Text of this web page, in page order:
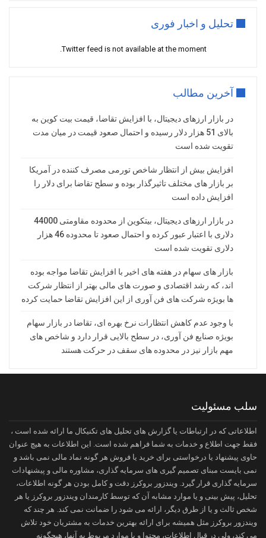
تحلیل و اخبار فوری
Twitter feed is not available at the moment.
آخرین مطالب
در بازار ارزهای دیجیتال، با افزایش تقاضا، قیمت بیت کوین به
بالای 51 هزار دلار رسیده و احتمال صعود قیمت در میان مدت
تقویت شده است
افزایش بیش از انتظار شاخص تورمی مصرف کننده در آمریکا
بر بازار های مختلف تاثیرگذار بوده و سطح تقاضا برای دلار را
افزایش داده است
در بازار ارزهای دیجیتال، بیتکوین از محدوده مقاومتی 44000
دلاری با اعتبار عبور کرده و احتمال صعود تا محدوده 46 هزار
دلاری تقویت شده است
بازار های سهام در هفته های اخیر با افزایش تقاضا مواجه بوده
اند، که رشد اقتصادی و صورت های مالی بهتر از انتظار شرکت
ها بویژه شرکت های فن آوری از این افزایش تقاضا حمایت کرده
با وجود عدم کاهش انتظارات نرخ بهره ای، تقاضا در بازار سهام
بویژه صنایع فن آوری، در سطح بالایی قرار دارد و شاخص های
مهم بازار نیز در محدوده های سقف در حرکت هستند
سلب مسئولیت
اطلاعاتی که در ارتباطات یا گزارش های تحلیل های تکنیکال ما ارائه شده است ،
فقط جهت اطلاع و خدمات به شما فراهم شده است. این اطلاعات به هیچ عنوان
حاوی پیشنهاد یا درخواستی برای خرید یا فروش هر گونه نماد مالی نمی باشد و
نمی بایست مبنای تصمیم گیری های سرمایه گذاری، مشاوره مالی و پیشنهادات
سرمایه گذاری قرار گیرد. ویندزور بروکرز دقت و کامل بودن هر گونه اطلاعات،
تحلیل، پیش بینی و یا موارد مشابه آن که توسط کارمندان ویندزور بروکرز یا هر
شخص ثالث و یا از طرق دیگر، ارائه می شود را ضمانت نمی کند. هر چند که
ویندزور بروکرز مثل همیشه برای ارائه بهترین خدمات به مشتریان خود تلاش
می کند، ولی در قبال اطلاعات، محتوا و یا موارد مربوط به آنها، هیچگونه